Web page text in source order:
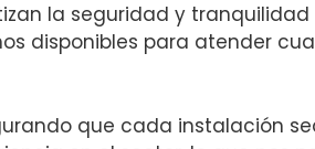
la seguridad y tranquilidad
disponibles para atender
que cada instalación